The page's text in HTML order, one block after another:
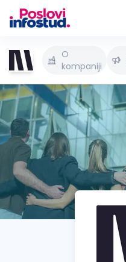
O
kompaniji